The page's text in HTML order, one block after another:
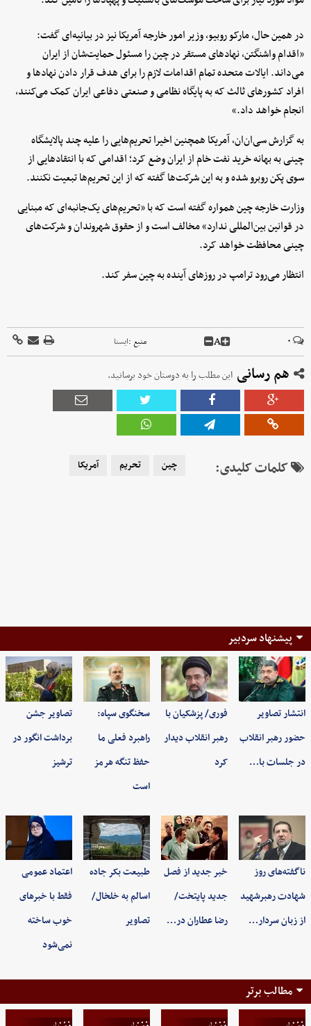
در همین حال، مارکو روبیو، وزیر امور خارجه آمریکا نیز در بیانیه‌ای گفت:
«اقدام واشنگتن، نهادهای مستقر در چین را مسئول حمایت‌شان از ایران
می‌داند. ایالات متحده تمام اقدامات لازم را برای هدف قرار دادن نهادها و
افراد کشورهای ثالث که به پایگاه نظامی و صنعتی دفاعی ایران کمک می‌کنند،
انجام خواهد داد.»
به گزارش سی‌ان‌ان، آمریکا همچنین اخیرا تحریم‌هایی را علیه چند پالایشگاه
چینی به بهانه خرید نفت خام از ایران وضع کرد؛ اقدامی که با انتقادهایی از
سوی پکن روبرو شده و به این شرکت‌ها گفته که از این تحریم‌ها تبعیت نکنند.
وزارت خارجه چین همواره گفته است که با «تحریم‌های یک‌جانبه‌ای که مبنایی
در قوانین بین‌المللی ندارد» مخالف است و از حقوق شهروندان و شرکت‌های
چینی محافظت خواهد کرد.
انتظار می‌رود ترامپ در روزهای آینده به چین سفر کند.
۰ A منبع :ايسنا
هم رسانی این مطلب را به دوستان خود برسانید.
کلمات کلیدی: چین تحریم آمریکا
پیشنهاد سردبیر
انتشار تصاویر
حضور رهبر انقلاب
در جلسات با…
فوری/ پزشکیان با
رهبر انقلاب دیدار
کرد
سخنگوی سپاه:
راهبرد فعلی ما
حفظ تنگه هرمز
است
تصاویر جشن
برداشت انگور در
ترشیز
ناگفته‌های روز
شهادت رهبرشهید
از زبان سردار…
خبر جدید از فصل
جدید پایتخت/
رضا عطاران در…
طبیعت بکر جاده
اسالم به خلخال/
تصاویر
اعتماد عمومی
فقط با خبرهای
خوب ساخته
نمی‌شود
مطالب برتر